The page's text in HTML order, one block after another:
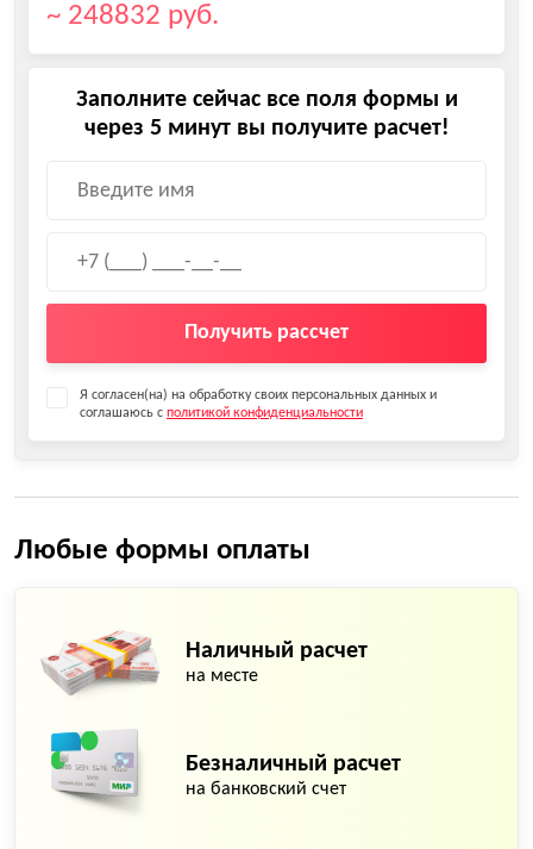
~ 248832 руб.
Заполните сейчас все поля формы и
через 5 минут вы получите расчет!
Получить рассчет
Я согласен(на) на обработку своих персональных данных и
соглашаюсь с политикой конфиденциальности
Любые формы оплаты
Наличный расчет
на месте
Безналичный расчет
на банковский счет